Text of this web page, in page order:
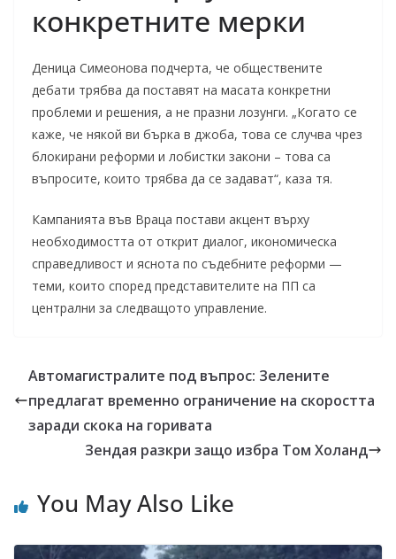
конкретните мерки
Деница Симеонова подчерта, че обществените
дебати трябва да поставят на масата конкретни
проблеми и решения, а не празни лозунги. „Когато се
каже, че някой ви бърка в джоба, това се случва чрез
блокирани реформи и лобистки закони – това са
въпросите, които трябва да се задават“, каза тя.
Кампанията във Враца постави акцент върху
необходимостта от открит диалог, икономическа
справедливост и яснота по съдебните реформи —
теми, които според представителите на ПП са
централни за следващото управление.
Автомагистралите под въпрос: Зелените
предлагат временно ограничение на скоростта
заради скока на горивата
Зендая разкри защо избра Том Холанд
You May Also Like